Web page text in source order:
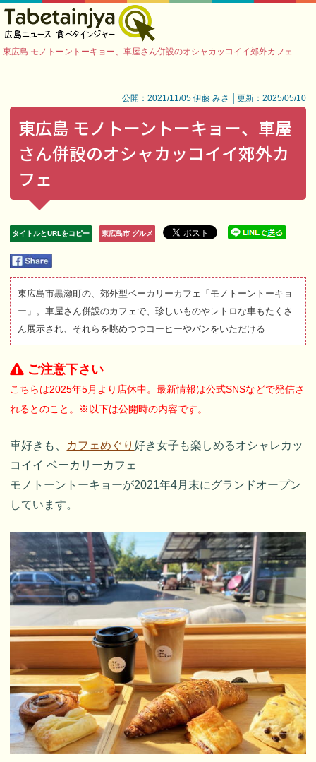
東広島 モノトーントーキョー、車屋さん併設のオシャカッコイイ郊外カフェ
公開：2021/11/05 伊藤 みさ │更新：2025/05/10
東広島 モノトーントーキョー、車屋
さん併設のオシャカッコイイ郊外カ
フェ
タイトルとURLをコピー 東広島市 グルメ
東広島市黒瀬町の、郊外型ベーカリーカフェ「モノトーントーキョ
ー」。車屋さん併設のカフェで、珍しいものやレトロな車もたくさ
ん展示され、それらを眺めつつコーヒーやパンをいただける
ご注意下さい
こちらは2025年5月より店休中。最新情報は公式SNSなどで発信さ
れるとのこと。※以下は公開時の内容です。
車好きも、 カフェめぐり好き女子も楽しめるオシャレカッ
コイイ ベーカリーカフェ
モノトーントーキョーが2021年4月末にグランドオープン
しています。